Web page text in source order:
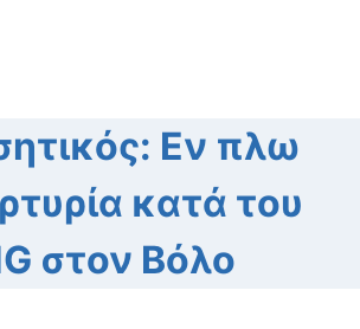
Εν πλω
κατά του
στον Βόλο